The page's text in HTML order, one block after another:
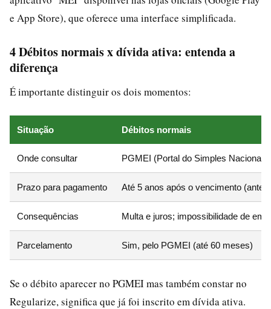
e App Store), que oferece uma interface simplificada.
4 Débitos normais x dívida ativa: entenda a
diferença
É importante distinguir os dois momentos:
Situação Débitos normais
Onde consultar PGMEI (Portal do Simples Nacional)
Prazo para pagamento Até 5 anos após o vencimento
Consequências Multa e juros; impossibilidade de
Parcelamento Sim, pelo PGMEI (até 60 meses)
Se o débito aparecer no PGMEI mas também constar no
Regularize, significa que já foi inscrito em dívida ativa.